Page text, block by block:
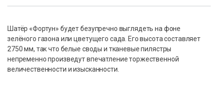
Шатёр «Фортун» будет безупречно выглядеть на фоне
зелёного газона или цветущего сада. Его высота составляет
2750 мм, так что белые своды и тканевые пилястры
непременно произведут впечатление торжественной
величественности и изысканности.